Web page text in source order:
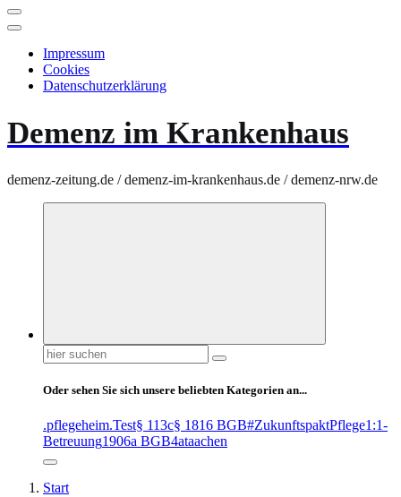
Impressum
Cookies
Datenschutzerklärung
Demenz im Krankenhaus
demenz-zeitung.de / demenz-im-krankenhaus.de / demenz-nrw.de
Suchen
nach:
Oder sehen Sie sich unsere beliebten Kategorien an...
.pflegeheim.Test§ 113c§ 1816 BGB#ZukunftspaktPflege1:1-
Betreuung1906a BGB4ataachen
Start